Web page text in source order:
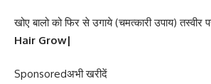
खोए बालो को फिर से उगाये (चमत्कारी उपाय) तस्वीर
Hair Grow|
Sponsoredअभी खरीदें